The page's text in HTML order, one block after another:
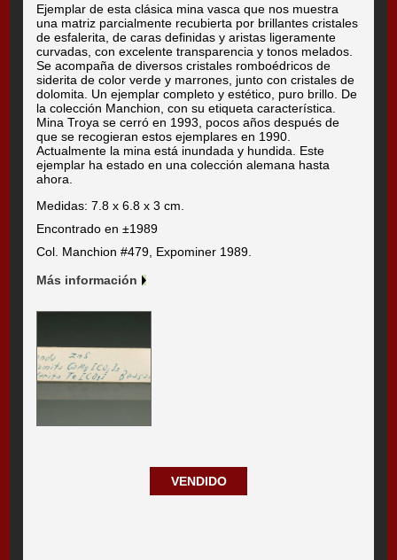
Ejemplar de esta clásica mina vasca que nos muestra
una matriz parcialmente recubierta por brillantes cristales
de esfalerita, de caras definidas y aristas ligeramente
curvadas, con excelente transparencia y tonos melados.
Se acompaña de diversos cristales romboédricos de
siderita de color verde y marrones, junto con cristales de
dolomita. Un ejemplar completo y estético, puro brillo. De
la colección Manchion, con su etiqueta característica.
Mina Troya se cerró en 1993, pocos años después de
que se recogieran estos ejemplares en 1990.
Actualmente la mina está inundada y hundida. Este
ejemplar ha estado en una colección alemana hasta
ahora.
Medidas: 7.8 x 6.8 x 3 cm.
Encontrado en ±1989
Col. Manchion #479, Expominer 1989.
Más información
VENDIDO